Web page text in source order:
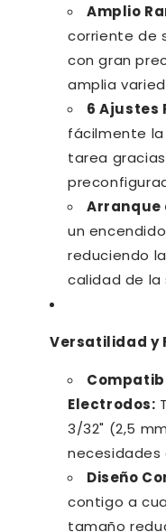
Amplio
corriente de
con gran
amplia
6 Ajustes
fácilmente
tarea
Arranque
un
reduciendo
calidad de la
Versatilidad y
Electrodos:
3/32" (2,5
necesidades
Diseño
contigo a
tamaño